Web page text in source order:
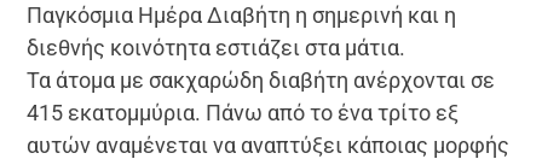
Παγκόσμια Ημέρα Διαβήτη η σημερινή και η
διεθνής κοινότητα εστιάζει στα μάτια.
Τα άτομα με σακχαρώδη διαβήτη ανέρχονται σε
415 εκατομμύρια. Πάνω από το ένα τρίτο εξ
αυτών αναμένεται να αναπτύξει κάποιας μορφής